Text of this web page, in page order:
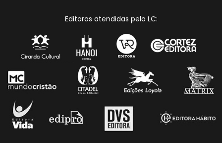
Editoras atendidas pela LC: